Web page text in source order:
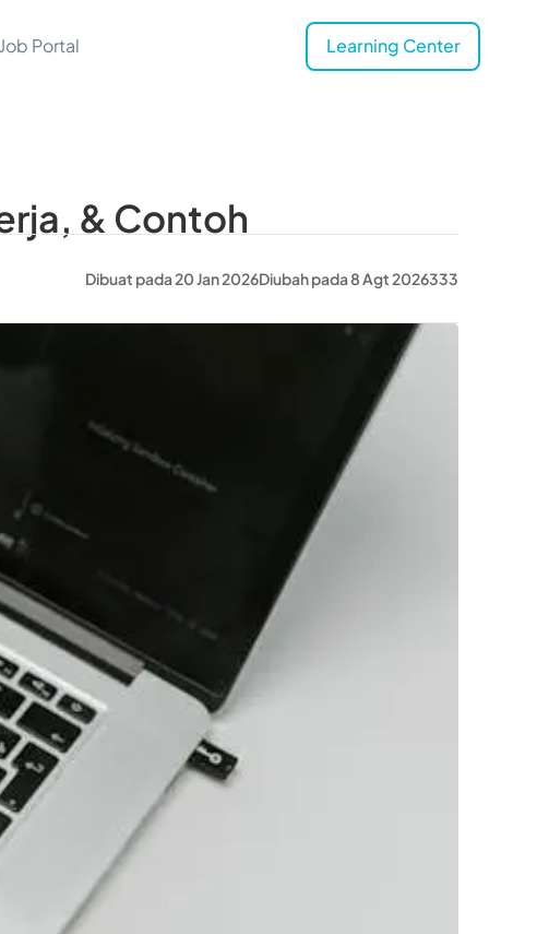
Portal Learning Center
& Contoh
Dibuat pada 20 Jan 2026Diubah pada 8 Agt 2026333